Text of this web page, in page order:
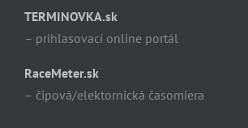
TERMINOVKA.sk
– prihlasovací online portál
RaceMeter.sk
– čipová/elektornická časomiera